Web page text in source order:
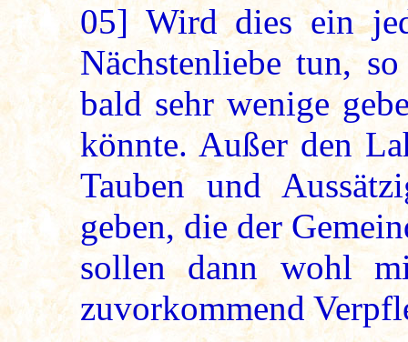
05]Wird dies ein
Nächstenliebe tun,
bald sehr wenige
könnte. Außer den
Tauben und
geben, die der
sollen dann wohl
zuvorkommend